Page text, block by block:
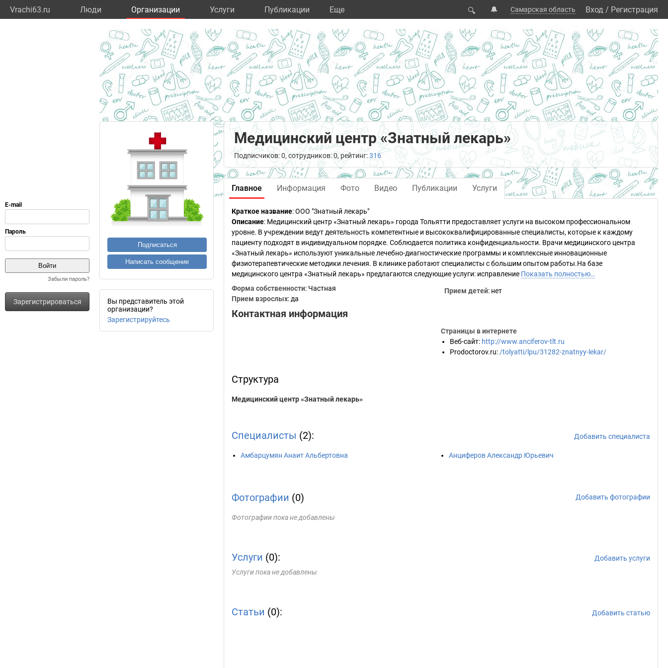
Vrachi63.ru Люди Организации Услуги Публикации Eще 🔍 🔔 Самарская область Вход / Регистрация
Забыли пароль?
Зарегистрироваться
Подписаться
Написать сообщение
Вы представитель этой
организации?
Зарегистрируйтесь
Медицинский центр «Знатный лекарь»
Подписчиков: 0, сотрудников: 0, рейтинг:316
Главное Информация Фото Видео Публикации Услуги
Краткое название:ООО "Знатный лекарь"
Описание: Медицинский центр «Знатный лекарь» города Тольятти предоставляет услуги на высоком профессиональном
уровне. В учреждении ведут деятельность компетентные и высококвалифицированные специалисты, которые к каждому
пациенту подходят в индивидуальном порядке. Соблюдается политика конфиденциальности. Врачи медицинского центра
«Знатный лекарь» используют уникальные лечебно-диагностические программы и комплексные инновационные
физиотерапевтические методики лечения. В клинике работают специалисты с большим опытом работы.На базе
медицинского центра «Знатный лекарь» предлагаются следующие услуги: исправление Показать полностью…
Форма собственности: Частная
Прием взрослых: да
Прием детей: нет
Контактная информация
Страницы в интернете
Веб-сайт: http://www.anciferov-tlt.ru
Prodoctorov.ru: /tolyatti/lpu/31282-znatnyy-lekar/
Структура
Медицинский центр «Знатный лекарь»
Специалисты (2): Добавить специалиста
Амбарцумян Анаит Альбертовна Анциферов Александр Юрьевич
Фотографии (0) Добавить фотографии
Фотографии пока не добавлены
Услуги (0):
Добавить услуги
Услуги пока не добавлены
Статьи (0): Добавить статью